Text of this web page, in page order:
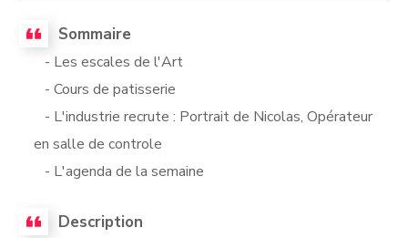
Sommaire
- Les escales de l'Art
- Cours de patisserie
- L'industrie recrute : Portrait de Nicolas, Opérateur
en salle de controle
- L'agenda de la semaine
Description